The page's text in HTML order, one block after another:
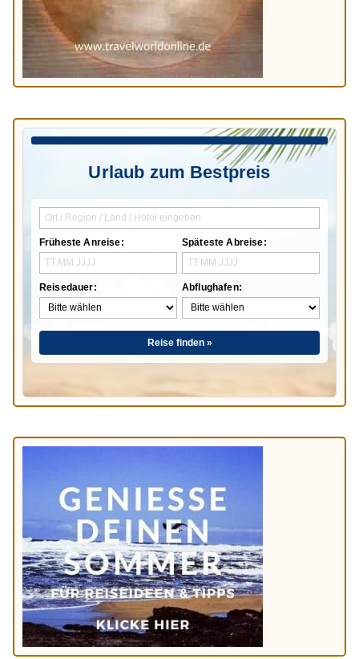
Urlaub zum Bestpreis
Früheste Anreise:
Reisedauer:
Späteste Abreise:
Abflughafen:
Reise finden »